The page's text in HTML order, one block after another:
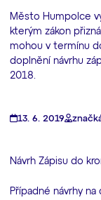
Město Humpolce
kterým zákon
mohou v termínu
doplnění návrhu
2018.
13. 6. 2019
Návrh Zápisu do
Případné návrhy